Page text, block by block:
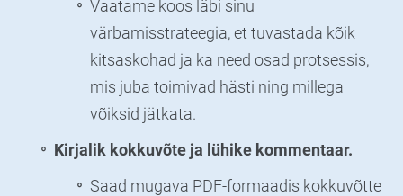
Vaatame koos läbi sinu
värbamisstrateegia, et tuvastada kõik
kitsaskohad ja ka need osad protsessis,
mis juba toimivad hästi ning millega
võiksid jätkata.
Kirjalik kokkuvõte ja lühike kommentaar.
Saad mugava PDF-formaadis kokkuvõtte